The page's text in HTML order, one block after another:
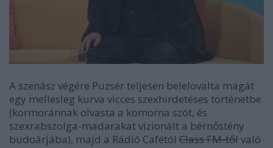
A szenász végére Puzsér teljesen belelovalta magát
egy mellesleg kurva vicces szexhirdetéses történetbe
(kormoránnak olvasta a komorna szót, és
szexrabszolga-madarakat vizionált a bérnőstény
budoárjába), majd a Rádió Cafétól Class FM-tőlvaló